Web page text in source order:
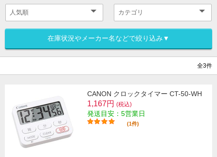
在庫状況やメーカー名などで絞り込み▼
全3件
CANON クロックタイマー CT-50-WH
1,167円 (税込)
発送目安：5営業日
(1件)